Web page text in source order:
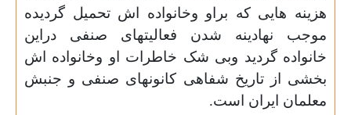
هزینه هایی که براو وخانواده اش تحمیل گردیده
موجب نهادینه شدن فعالیتهای صنفی دراین
خانواده گردید وبی شک خاطرات او وخانواده اش
بخشی از تاریخ شفاهی کانونهای صنفی و جنبش
معلمان ایران است.